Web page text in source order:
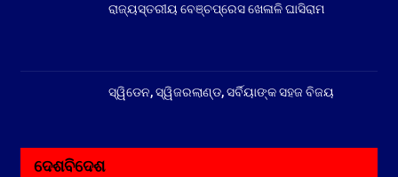
ରାଜ୍ୟସ୍ତରୀୟ ବେଞ୍ଚପ୍ରେସ ଖେଳାଳି ଘାସିରାମ
ସ୍ୱିଡେନ, ସ୍ୱିଜରଲାଣ୍ଡ, ସର୍ବିୟାଙ୍କ ସହଜ ବିଜୟ
ଦେଶବିଦେଶ